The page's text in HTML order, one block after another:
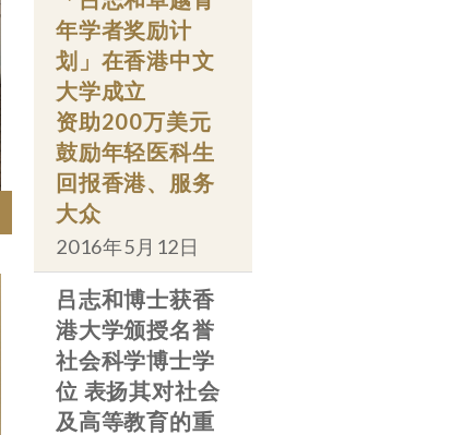
年学者奖励计
划」在香港中文
大学成立
资助200万美元
鼓励年轻医科生
回报香港、服务
大众
2016年5月12日
吕志和博士获香
港大学颁授名誉
社会科学博士学
位 表扬其对社会
及高等教育的重